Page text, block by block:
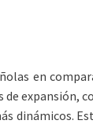
en
expansión,
dinámicos.